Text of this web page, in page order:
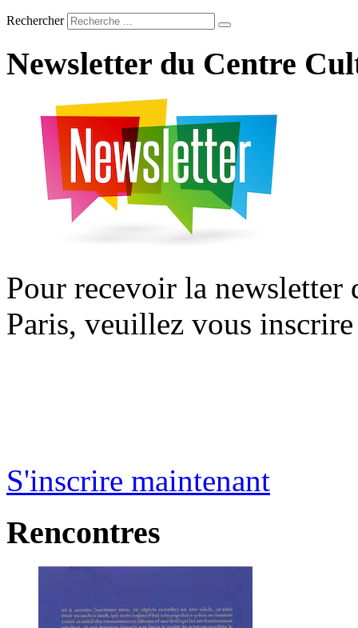
Rechercher
Newsletter du Centre
Pour recevoir la
Paris, veuillez vous
S'inscrire maintenant
Rencontres